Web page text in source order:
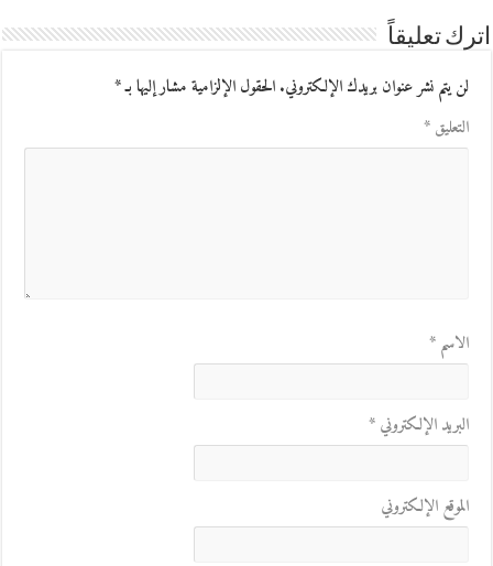
اترك تعليقاً
لن يتم نشر عنوان بريدك الإلكتروني.الحقول الإلزامية مشار إليها بـ*
التعليق*
الاسم*
البريد الإلكتروني*
الموقع الإلكتروني